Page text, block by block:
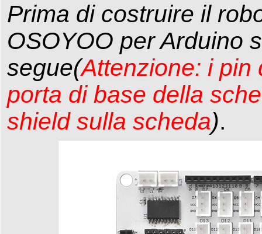
Prima di costruire il
OSOYOO per Arduino
segue(Attenzione: i
porta di base della
shield sulla scheda).